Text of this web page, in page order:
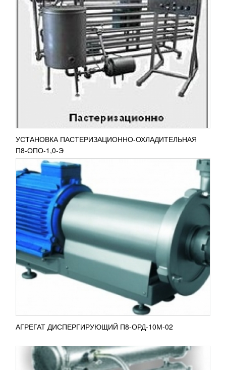
УСТАНОВКА ПАСТЕРИЗАЦИОННО-ОХЛАДИТЕЛЬНАЯ
П8-ОПО-1,0-Э
АГРЕГАТ ДИСПЕРГИРУЮЩИЙ П8-
ОРД-10М-02
264 936 RUB
Агрегат диспергирующий П8-ОРД-10М-02
используется для восстановления сухого молока,
внесения сухих компонентов в жидкие продукты,
для получения...
ПОДРОБНЕЕ
АГРЕГАТ ДИСПЕРГИРУЮЩИЙ П8-ОРД-10М-02
УСТАНОВКА ТЕПЛООБМЕННАЯ
ОХЛАЖДАЮЩАЯ П8-ООТ-5/2.5
314 361RUB
Установка теплообменная П8-ООТ-5/2.5
предназначена для охлаждения различных видов
жидкостей, употребляемых в пищу, таких как
минеральная вода, молоко...
ПОДРОБНЕЕ